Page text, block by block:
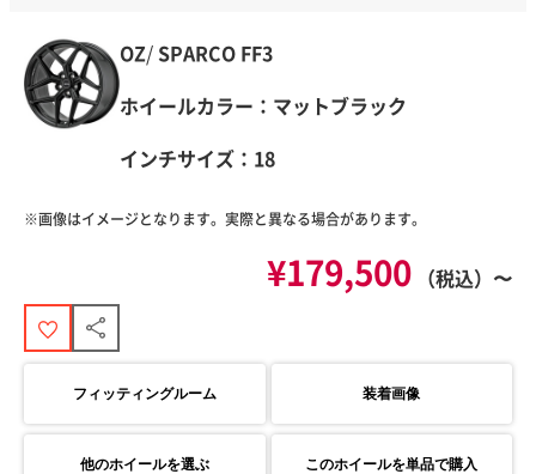
OZ/ SPARCO FF3
ホイールカラー：マットブラック
インチサイズ：18
※画像はイメージとなります。実際と異なる場合があります。
¥179,500 （税込）〜
フィッティングルーム 装着画像
他のホイールを選ぶ このホイールを単品で購入